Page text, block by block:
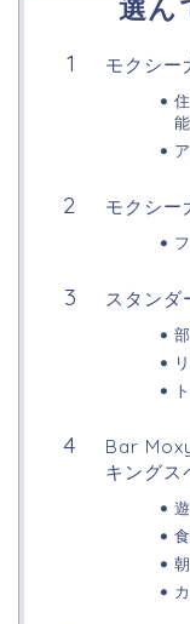
選ん
モクシ
モクシー
スタンダ
Bar
キングス